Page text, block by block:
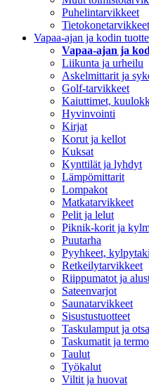
Puhelintarvikkeet
Tietokonetarvikkeet
Vapaa-ajan ja kodin
Vapaa-ajan ja
Liikunta ja urheilu
Askelmittarit ja
Golf-tarvikkeet
Kaiuttimet,
Hyvinvointi
Kirjat
Korut ja kellot
Kuksat
Kynttilät ja lyhdyt
Lämpömittarit
Lompakot
Matkatarvikkeet
Pelit ja lelut
Piknik-korit ja
Puutarha
Pyyhkeet,
Retkeilytarvikkeet
Riippumatot ja
Sateenvarjot
Saunatarvikkeet
Sisustustuotteet
Taskulamput ja
Taskumatit ja
Taulut
Työkalut
Viltit ja huovat